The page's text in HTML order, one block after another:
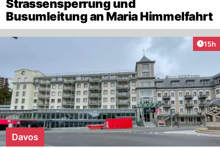
Strassensperrung und
Busumleitung an Maria Himmelfahrt
15h
Davos